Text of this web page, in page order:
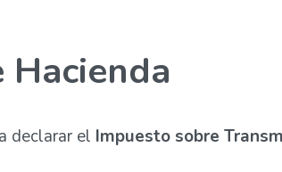
declarar el Impuesto sobre